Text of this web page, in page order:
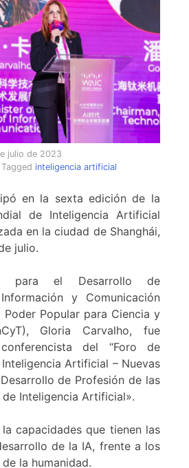
julio de 2023
Tagged inteligencia artificial
en la sexta edición de la
de Inteligencia Artificial
en la ciudad de Shanghái,
julio.
para el Desarrollo de
y Comunicación
Popular para Ciencia y
Gloria Carvalho, fue
del “Foro de
Artificial – Nuevas
de Profesión de las
de Inteligencia Artificial».
capacidades que tienen las
de la IA, frente a los
la humanidad.